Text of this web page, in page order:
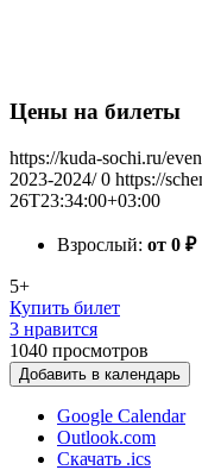
Цены на билеты
https://kuda-sochi.ru/
2023-2024/ 0 https://
26T23:34:00+03:00
Взрослый: от 0 ₽
5+
Купить билет
3 нравится
1040 просмотров
Добавить в календарь
Google Calendar
Outlook.com
Скачать .ics